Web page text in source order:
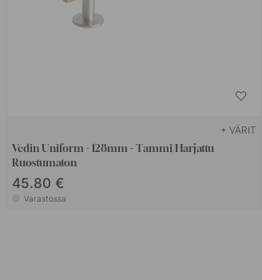
+ VÄRIT
Vedin Uniform - 128mm - Tammi/Harjattu
Ruostumaton
45.80 €
Varastossa